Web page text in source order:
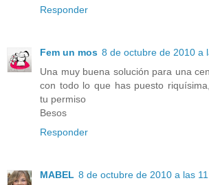
Responder
Fem un mos 8 de octubre de 2010 a
Una muy buena solución para una
con todo lo que has puesto
tu permiso
Besos
Responder
MABEL 8 de octubre de 2010 a las